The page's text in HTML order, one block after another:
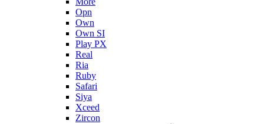
Opn
Own
Own SI
Play PX
Real
Ria
Ruby
Safari
Siya
Xceed
Zircon